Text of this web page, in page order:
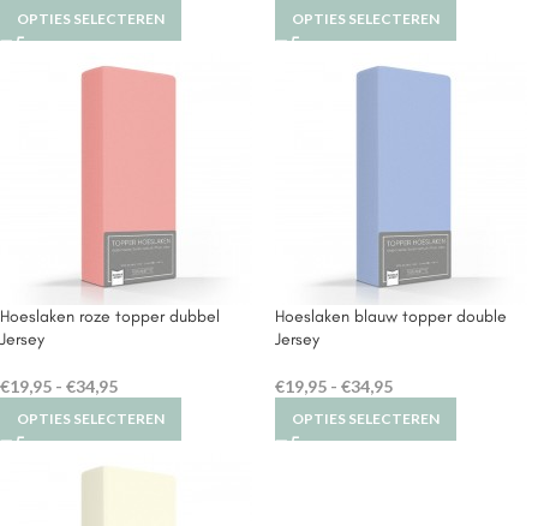
OPTIES SELECTEREN OPTIES SELECTEREN
Hoeslaken roze topper dubbel
Jersey
€19,95 - €34,95
OPTIES SELECTEREN
Hoeslaken blauw topper double
Jersey
€19,95 - €34,95
OPTIES SELECTEREN